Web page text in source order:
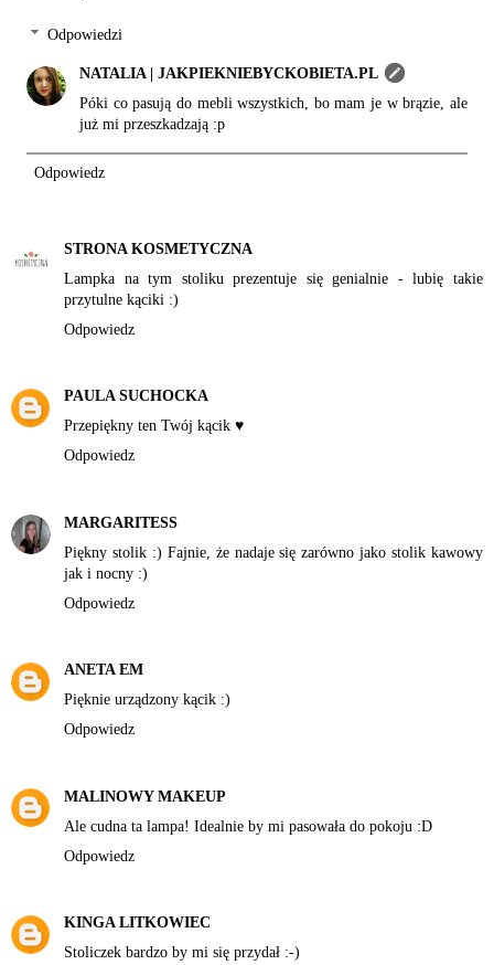
Odpowiedzi
NATALIA | JAKPIEKNIEBYCKOBIETA.PL
Póki co pasują do mebli wszystkich, bo mam je w brązie, ale
już mi przeszkadzają :p
Odpowiedz
STRONA KOSMETYCZNA
Lampka na tym stoliku prezentuje się genialnie - lubię takie
przytulne kąciki :)
Odpowiedz
PAULA SUCHOCKA
Przepiękny ten Twój kącik ♥
Odpowiedz
MARGARITESS
Piękny stolik :) Fajnie, że nadaje się zarówno jako stolik kawowy
jak i nocny :)
Odpowiedz
ANETA EM
Pięknie urządzony kącik :)
Odpowiedz
MALINOWY MAKEUP
Ale cudna ta lampa! Idealnie by mi pasowała do pokoju :D
Odpowiedz
KINGA LITKOWIEC
Stoliczek bardzo by mi się przydał :-)